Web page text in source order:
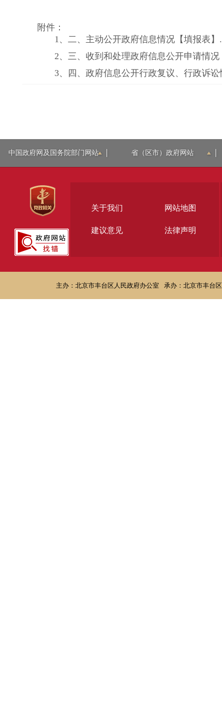
附件：
1、 二、主动公开政府信息情况【填报表】
2、 三、收到和处理政府信息公开申请情
3、
四、政府信息公开行政复议、行政诉
中国政府网及国务院部门网站 省（区市）政府网站
关于我们 网站地图
建议意见 法律声明
主办：北京市丰台区人民政府办公室 承办：北京市丰台